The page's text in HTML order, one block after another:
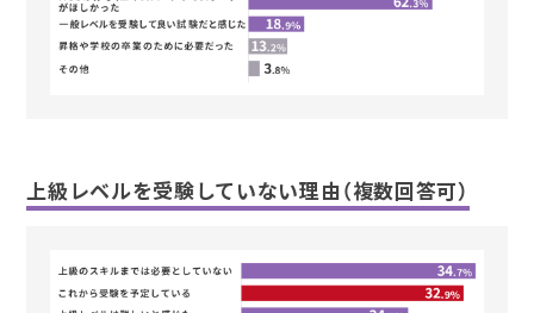
上級レベルを受験していない理由（複数回答可）